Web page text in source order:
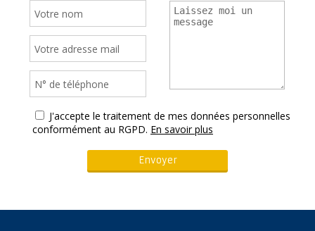
J'accepte le traitement de mes données personnelles
conformément au RGPD. En savoir plus